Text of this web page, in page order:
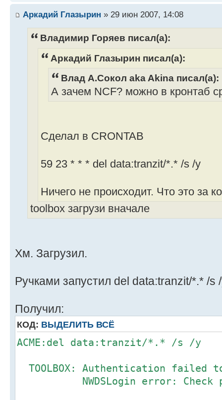
Аркадий Глазырин » 29 июн 2007, 14:08
Владимир Горяев писал(а):
Аркадий Глазырин писал(а):
Влад А.Сокол aka Akina писал(а):
А зачем NCF? можно в кронтаб
Сделал в CRONTAB
59 23 * * * del data:tranzit/*.* /s /y
Ничего не происходит. Что это за
toolbox загрузи вначале
Хм. Загрузил.
Ручками запустил del data:tranzit/*.* /s
Получил:
КОД: ВЫДЕЛИТЬ ВСЁ
ACME:del
TOOLBOX: Authentication
NWDSLogin error: Check